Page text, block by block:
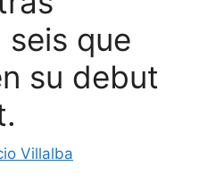
que
su debut
Villalba